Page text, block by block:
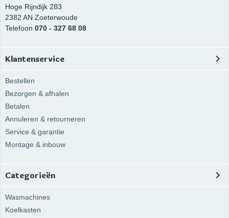
Hoge Rijndijk 283
2382 AN Zoeterwoude
Telefoon 070 - 327 68 08
Klantenservice
Bestellen
Bezorgen & afhalen
Betalen
Annuleren & retourneren
Service & garantie
Montage & inbouw
Categorieën
Wasmachines
Koelkasten